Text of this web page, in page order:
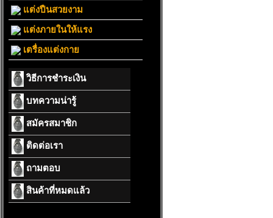
แต่งปืนสวยงาม
แต่งภายในให้แรง
เตรื่องแต่งกาย
วิธีการชำระเงิน
บทความน่ารู้
สมัครสมาชิก
ติดต่อเรา
ถามตอบ
สินค้าที่หมดแล้ว